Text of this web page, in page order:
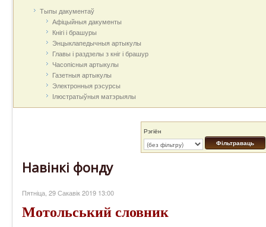
Тыпы дакументаў
Афіцыйныя дакумeнты
Кнігі і брашуры
Энцыклапедычныя артыкулы
Главы і раздзелы з кніг і брашур
Часопісныя артыкулы
Газетныя артыкулы
Электронныя рэсурсы
Ілюстратыўныя матэрыялы
Фільтраваць
Рэгіён
Навінкі фонду
Пятніца, 29 Сакавік 2019 13:00
Мотольський словник